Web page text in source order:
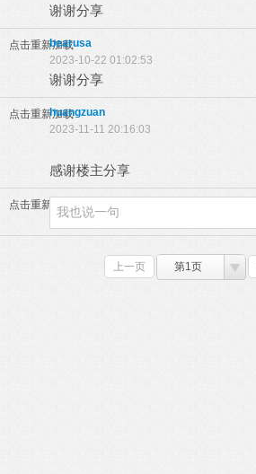
谢谢分享
点击重新加载
bearusa
2023-10-22 01:02:53
谢谢分享
点击重新加载huangzuan
2023-11-11 20:16:03
感谢楼主分享
点击重新加载
上一页 第1页